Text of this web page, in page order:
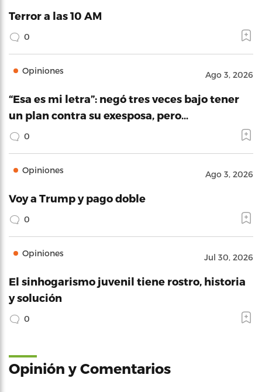
Terror a las 10 AM
0
Opiniones Ago 3, 2026
“Esa es mi letra”: negó tres veces bajo tener
un plan contra su exesposa, pero…
0
Opiniones Ago 3, 2026
Voy a Trump y pago doble
0
Opiniones Jul 30, 2026
El sinhogarismo juvenil tiene rostro, historia
y solución
0
Opinión y Comentarios